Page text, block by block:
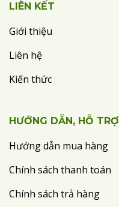
LIÊN KẾT
Giới thiệu
Liên hệ
Kiến thức
HƯỚNG DẪN, HỖ TRỢ
Hướng dẫn mua hàng
Chính sách thanh toán
Chính sách trả hàng